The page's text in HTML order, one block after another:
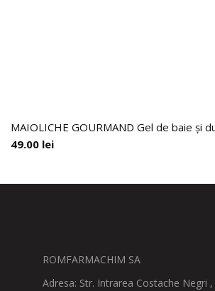
MAIOLICHE GOURMAND Gel de baie și
49.00 lei
ROMFARMACHIM SA
Adresa: Str. Intrarea Costache Negri